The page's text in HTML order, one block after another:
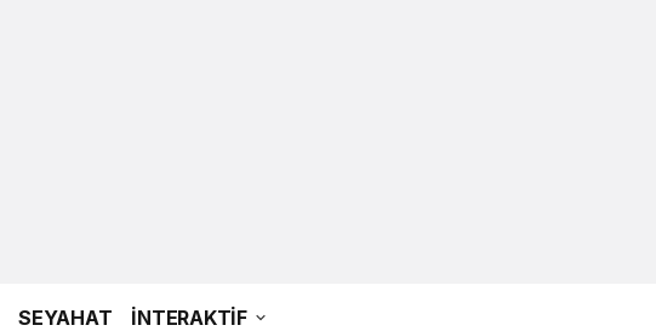
SEYAHAT İNTERAKTİF